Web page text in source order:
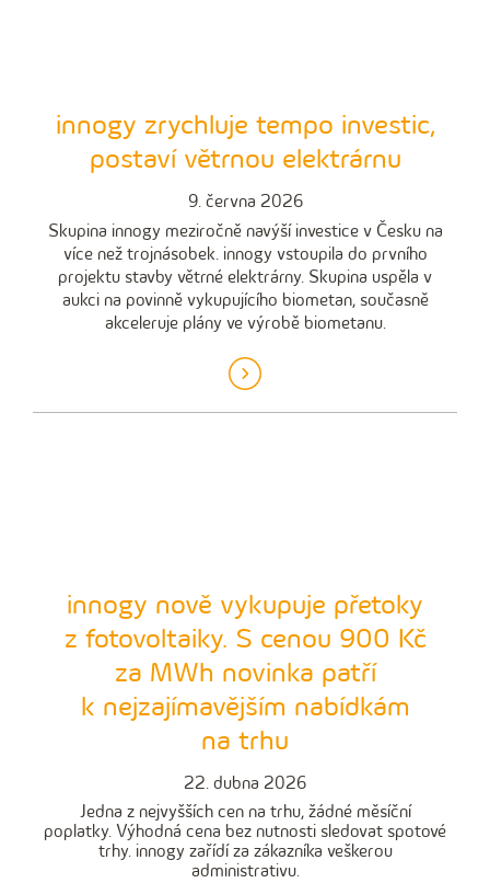
innogy zrychluje tempo investic,
postaví větrnou elektrárnu
9. června 2026
Skupina innogy meziročně navýší investice v Česku na
více než trojnásobek. innogy vstoupila do prvního
projektu stavby větrné elektrárny. Skupina uspěla v
aukci na povinně vykupujícího biometan, současně
akceleruje plány ve výrobě biometanu.
innogy nově vykupuje přetoky
z fotovoltaiky. S cenou 900 Kč
za MWh novinka patří
k nejzajímavějším nabídkám
na trhu
22. dubna 2026
Jedna z nejvyšších cen na trhu, žádné měsíční
poplatky. Výhodná cena bez nutnosti sledovat spotové
trhy. innogy zařídí za zákazníka veškerou
administrativu.